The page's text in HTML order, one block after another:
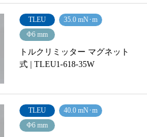
TLEU
35.0 mN･m
Φ6 mm
トルクリミッター マグネット
式 | TLEU1-618-35W
TLEU
40.0 mN･m
Φ6 mm